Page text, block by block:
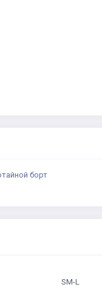
борт
SM-L